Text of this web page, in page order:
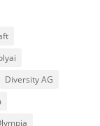
Diversity AG